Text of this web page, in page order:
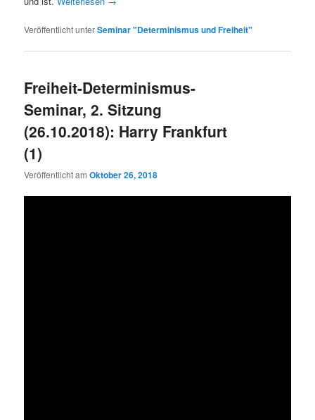
Veröffentlicht unterSeminar "Determinismus und Freiheit"
Freiheit-Determinismus-
Seminar, 2. Sitzung
(26.10.2018): Harry Frankfurt
(1)
Veröffentlicht amOktober 26, 2018